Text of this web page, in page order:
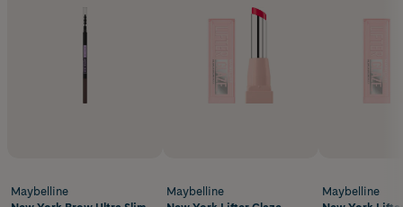
Maybelline
Maybelline
Maybelline